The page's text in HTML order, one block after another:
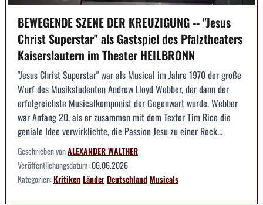
BEWEGENDE SZENE DER KREUZIGUNG -- "Jesus
Christ Superstar" als Gastspiel des Pfalztheaters
Kaiserslautern im Theater HEILBRONN
"Jesus Christ Superstar" war als Musical im Jahre 1970 der große
Wurf des Musikstudenten Andrew Lloyd Webber, der dann der
erfolgreichste Musicalkomponist der Gegenwart wurde. Webber
war Anfang 20, als er zusammen mit dem Texter Tim Rice die
geniale Idee verwirklichte, die Passion Jesu zu einer Rock...
Geschrieben vonALEXANDER WALTHER
Veröffentlichungsdatum:06.06.2026
Kategorien:KritikenLänderDeutschlandMusicals